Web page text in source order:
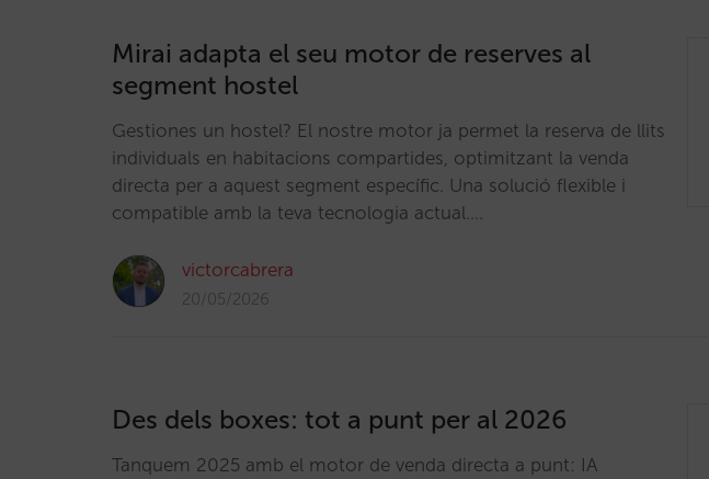
Mirai adapta el seu motor de reserves al
segment hostel
Gestiones un hostel? El nostre motor ja permet la reserva de llits
individuals en habitacions compartides, optimitzant la venda
directa per a aquest segment específic. Una solució flexible i
compatible amb la teva tecnologia actual.…
victorcabrera
20/05/2026
Des dels boxes: tot a punt per al 2026
Tanquem 2025 amb el motor de venda directa a punt: IA